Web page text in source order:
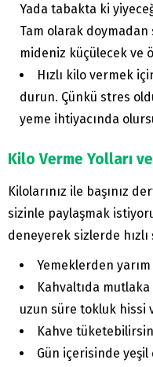
Yada tabakta ki
Tam olarak
mideniz küçülecek ve
Hızlı kilo vermek
durun. Çünkü stres
yeme ihtiyacında
Kilo Verme Yolları
Kilolarınız ile başınız
sizinle paylaşmak
deneyerek sizlerde
Yemeklerden
Kahvaltıda
uzun süre tokluk hissi
Kahve
Gün içerisinde